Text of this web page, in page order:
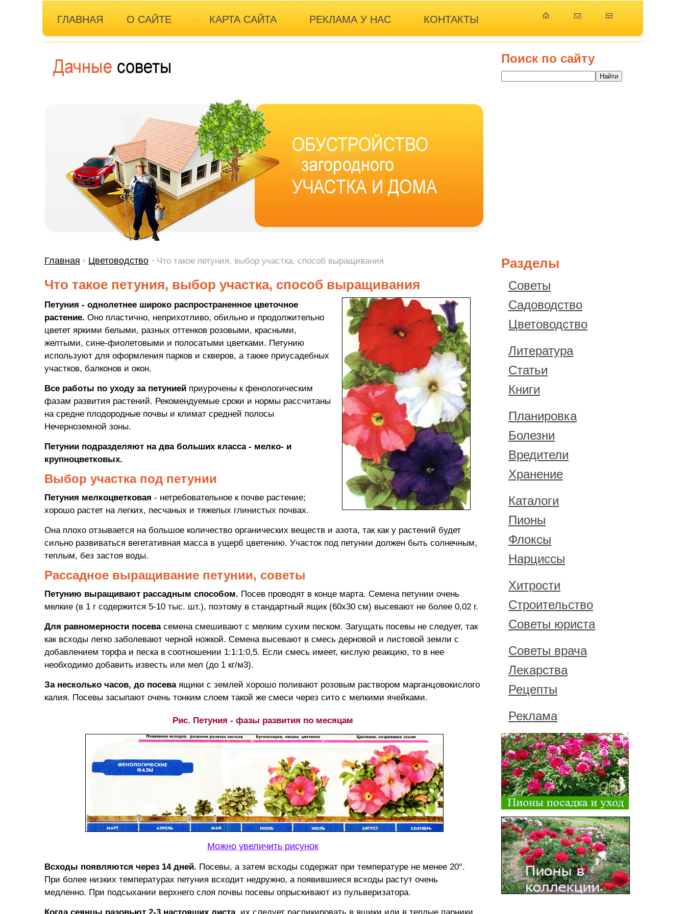
ГЛАВНАЯ О САЙТЕ КАРТА САЙТА РЕКЛАМА У НАС КОНТАКТЫ
Поиск по сайту
Главная • Цветоводство • Что такое петуния, выбор участка, способ выращивания
Что такое петуния, выбор участка, способ выращивания
Петуния - однолетнее широко распространенное цветочное
растение. Оно пластично, неприхотливо, обильно и продолжительно
цветет яркими белыми, разных оттенков розовыми, красными,
желтыми, сине-фиолетовыми и полосатыми цветками. Петунию
используют для оформления парков и скверов, а также приусадебных
участков, балконов и окон.
Все работы по уходу за петунией приурочены к фенологическим
фазам развития растений. Рекомендуемые сроки и нормы рассчитаны
на средне плодородные почвы и климат средней полосы
Нечерноземной зоны.
Петунии подразделяют на два больших класса - мелко- и
крупноцветковых.
Выбор участка под петунии
Петуния мелкоцветковая - нетребовательное к почве растение;
хорошо растет на легких, песчаных и тяжелых глинистых почвах.
Она плохо отзывается на большое количество органических веществ и азота, так как у растений будет
сильно развиваться вегетативная масса в ущерб цветению. Участок под петунии должен быть солнечным,
теплым, без застоя воды.
Рассадное выращивание петунии, советы
Петунию выращивают рассадным способом. Посев проводят в конце марта. Семена петунии очень
мелкие (в 1 г содержится 5-10 тыс. шт.), поэтому в стандартный ящик (60х30 см) высевают не более 0,02 г.
Для равномерности посевасемена смешивают с мелким сухим песком. Загущать посевы не следует, так
как всходы легко заболевают черной ножкой. Семена высевают в смесь дерновой и листовой земли с
добавлением торфа и песка в соотношении 1:1:1:0,5. Если смесь имеет, кислую реакцию, то в нее
необходимо добавить известь или мел (до 1 кг/м3).
За несколько часов, до посеваящики с землей хорошо поливают розовым раствором марганцовокислого
калия. Посевы засыпают очень тонким слоем такой же смеси через сито с мелкими ячейками.
Рис. Петуния - фазы развития по месяцам
Можно увеличить рисунок
Всходы появляются через 14 дней. Посевы, а затем всходы содержат при температуре не менее 20°.
При более низких температурах петуния всходит недружно, а появившиеся всходы растут очень
медленно. При подсыхании верхнего слоя почвы посевы опрыскивают из пульверизатора.
Разделы
Советы
Садоводство
Цветоводство
Литература
Статьи
Книги
Планировка
Болезни
Вредители
Хранение
Каталоги
Пионы
Флоксы
Нарциссы
Хитрости
Строительство
Советы юриста
Советы врача
Лекарства
Рецепты
Реклама